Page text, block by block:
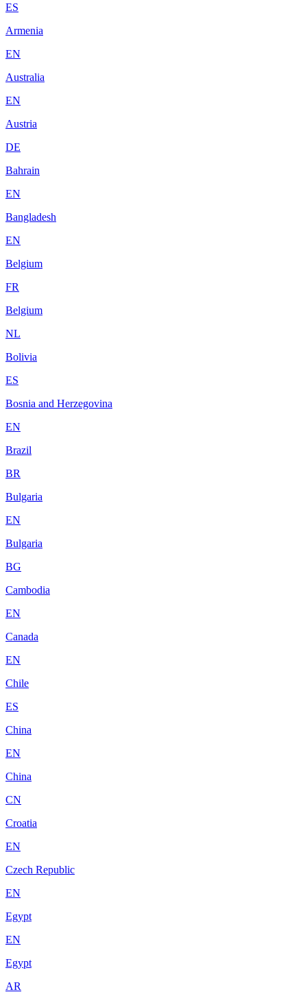
ES
Armenia
EN
Australia
EN
Austria
DE
Bahrain
EN
Bangladesh
EN
Belgium
FR
Belgium
NL
Bolivia
ES
Bosnia and Herzegovina
EN
Brazil
BR
Bulgaria
EN
Bulgaria
BG
Cambodia
EN
Canada
EN
Chile
ES
China
EN
China
CN
Croatia
EN
Czech Republic
EN
Egypt
EN
Egypt
AR